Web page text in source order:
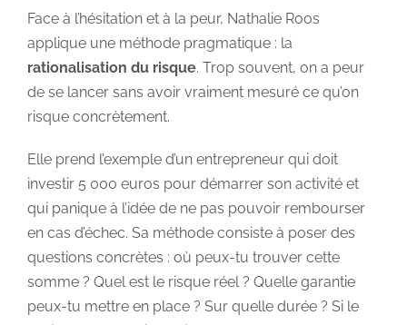
Face à l’hésitation et à la peur, Nathalie Roos
applique une méthode pragmatique : la
rationalisation du risque. Trop souvent, on a peur
de se lancer sans avoir vraiment mesuré ce qu’on
risque concrètement.
Elle prend l’exemple d’un entrepreneur qui doit
investir 5 000 euros pour démarrer son activité et
qui panique à l’idée de ne pas pouvoir rembourser
en cas d’échec. Sa méthode consiste à poser des
questions concrètes : où peux-tu trouver cette
somme ? Quel est le risque réel ? Quelle garantie
peux-tu mettre en place ? Sur quelle durée ? Si le